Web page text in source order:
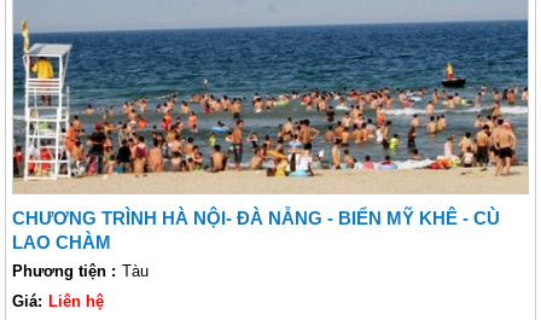
các tháng này cũng diễn ra nhiều lễ hội nên khách thăm quan sẽ được
tận hưởng không khi nhộn nhịp, vui tươi ở đây.
CHƯƠNG TRÌNH HÀ NỘI- ĐÀ NẴNG - BIỂN MỸ KHÊ - CÙ
LAO CHÀM
Phương tiện : Tàu
Giá: Liên hệ